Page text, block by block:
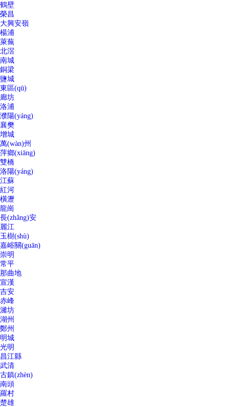
鶴壁
榮昌
大興安嶺
楊浦
萊蕪
北滘
南城
銅梁
鹽城
東區(qū)
廊坊
洛浦
濮陽(yáng)
襄樊
增城
萬(wàn)州
萍鄉(xiāng)
雙橋
洛陽(yáng)
江蘇
紅河
橫瀝
龍崗
長(zhǎng)安
麗江
玉樹(shù)
嘉峪關(guān)
崇明
常平
那曲地
宣漢
吉安
赤峰
濰坊
湖州
鄭州
明城
光明
昌江縣
武清
古鎮(zhèn)
南頭
羅村
楚雄